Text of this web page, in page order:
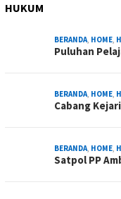
HUKUM
BERANDA, HOME,
Puluhan
BERANDA, HOME,
Cabang
BERANDA, HOME,
Satpol PP